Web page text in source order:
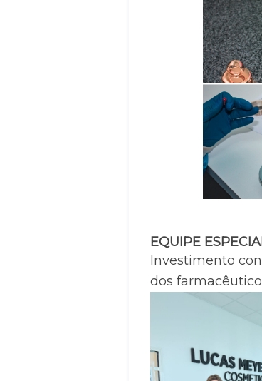
EQUIPE
Investimento
dos